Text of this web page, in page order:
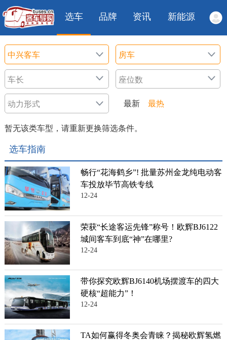
选车 品牌 资讯 新能源
最新 最热
暂无该类车型，请重新更换筛选条件。
选车指南
畅行“花海鹤乡”! 批量苏州金龙纯电动客
车投放毕节高铁专线
12-24
荣获“长途客运先锋”称号！欧辉BJ6122
城间客车到底“神”在哪里?
12-24
带你探究欧辉BJ6140机场摆渡车的四大
硬核“超能力”！
12-24
TA如何赢得冬奥会青睐？揭秘欧辉氢燃